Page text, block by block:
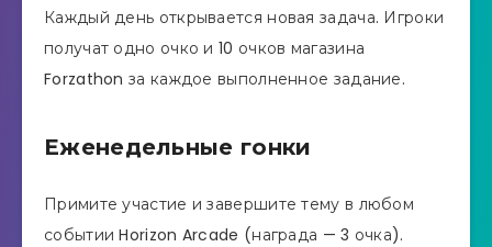
Каждый день открывается новая задача. Игроки
получат одно очко и 10 очков магазина
Forzathon за каждое выполненное задание.
Еженедельные гонки
Примите участие и завершите тему в любом
событии Horizon Arcade (награда — 3 очка).